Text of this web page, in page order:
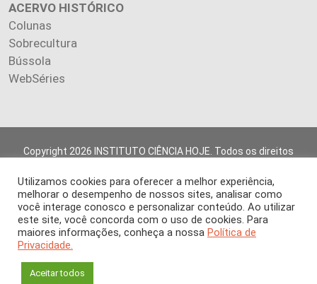
ACERVO HISTÓRICO
Colunas
Sobrecultura
Bússola
WebSéries
Copyright 2026 INSTITUTO CIÊNCIA HOJE. Todos os direitos
Os artigos publicados na revista refletem exclusivamente a
opinião de seus autores.
É proibida a reprodução, integral ou parcial, do conteúdo (imagens
e textos) sem prévia autorização.
Utilizamos cookies para oferecer a melhor experiência,
melhorar o desempenho de nossos sites, analisar como
você interage conosco e personalizar conteúdo. Ao utilizar
este site, você concorda com o uso de cookies. Para
maiores informações, conheça a nossa Política de
Privacidade.
Aceitar todos